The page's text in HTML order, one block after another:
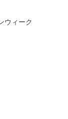
ウィーク